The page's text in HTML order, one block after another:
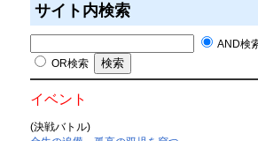
サイト内検索
AND検
OR検索
イベント
(決戦バトル)